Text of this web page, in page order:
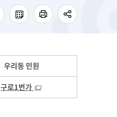
우리동 민원
구로1번가